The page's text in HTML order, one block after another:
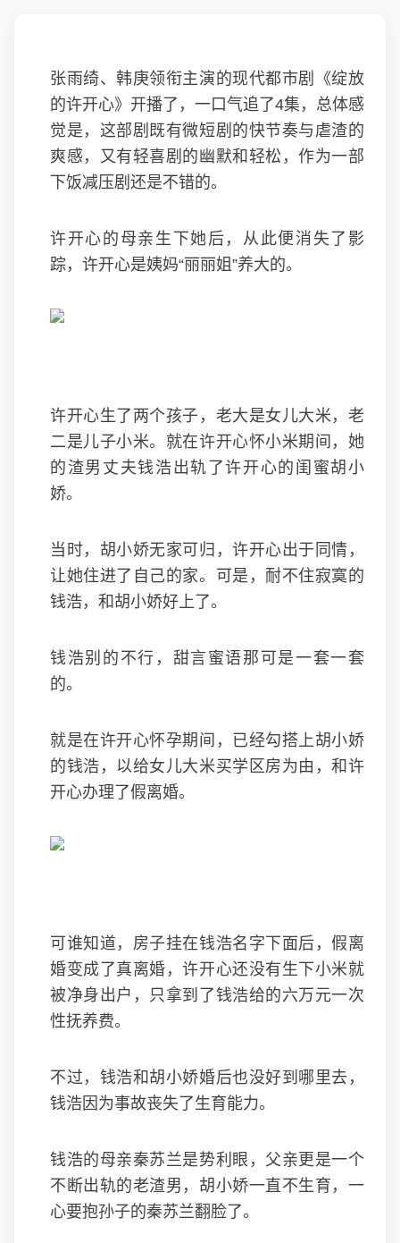
张雨绮、韩庚领衔主演的现代都市剧《绽放
的许开心》开播了，一口气追了4集，总体感
觉是，这部剧既有微短剧的快节奏与虐渣的
爽感，又有轻喜剧的幽默和轻松，作为一部
下饭减压剧还是不错的。
许开心的母亲生下她后，从此便消失了影
踪，许开心是姨妈“丽丽姐”养大的。
许开心生了两个孩子，老大是女儿大米，老
二是儿子小米。就在许开心怀小米期间，她
的渣男丈夫钱浩出轨了许开心的闺蜜胡小
娇。
当时，胡小娇无家可归，许开心出于同情，
让她住进了自己的家。可是，耐不住寂寞的
钱浩，和胡小娇好上了。
钱浩别的不行，甜言蜜语那可是一套一套
的。
就是在许开心怀孕期间，已经勾搭上胡小娇
的钱浩，以给女儿大米买学区房为由，和许
开心办理了假离婚。
可谁知道，房子挂在钱浩名字下面后，假离
婚变成了真离婚，许开心还没有生下小米就
被净身出户，只拿到了钱浩给的六万元一次
性抚养费。
不过，钱浩和胡小娇婚后也没好到哪里去，
钱浩因为事故丧失了生育能力。
钱浩的母亲秦苏兰是势利眼，父亲更是一个
不断出轨的老渣男，胡小娇一直不生育，一
心要抱孙子的秦苏兰翻脸了。